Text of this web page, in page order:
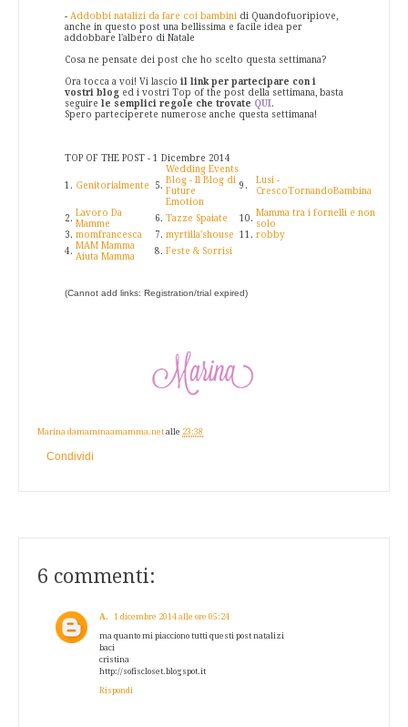
- Addobbi natalizi da fare coi bambini di Quandofuoripiove,
anche in questo post una bellissima e facile idea per
addobbare l'albero di Natale
Cosa ne pensate dei post che ho scelto questa settimana?
Ora tocca a voi! Vi lascio il link per partecipare con i
vostri blog ed i vostri Top of the post della settimana, basta
seguire le semplici regole che trovate QUI.
Spero parteciperete numerose anche questa settimana!
TOP OF THE POST - 1 Dicembre 2014
1. Genitorialmente 5.
Wedding Events
Blog - Il Blog di
Future
Emotion
9.
Lusi -
CrescoTornandoBambina
2.
Lavoro Da
Mamme
6. Tazze Spaiate 10.
Mamma tra i fornelli e non
solo
3. momfrancesca 7. myrtilla'shouse 11. robby
4.
MAM Mamma
Aiuta Mamma
8. Feste & Sorrisi
(Cannot add links: Registration/trial expired)
Marina damammaamamma.net alle 23:38
Condividi
6 commenti:
A. 1 dicembre 2014 alle ore 05:24
ma quanto mi piacciono tutti questi post natalizi
baci
cristina
http://sofiscloset.blogspot.it
Rispondi